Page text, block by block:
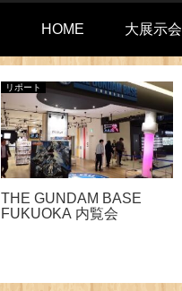
HOME 大展示会
リポート
THE GUNDAM BASE
FUKUOKA 内覧会